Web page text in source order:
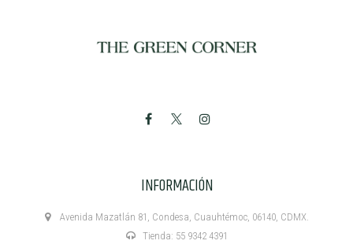
INFORMACIÓN
Avenida Mazatlán 81, Condesa, Cuauhtémoc, 06140, CDMX.
Tienda: 55 9342 4391